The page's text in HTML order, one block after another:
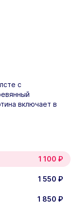
с
включает в
1 100 ₽
1 550 ₽
1 850 ₽